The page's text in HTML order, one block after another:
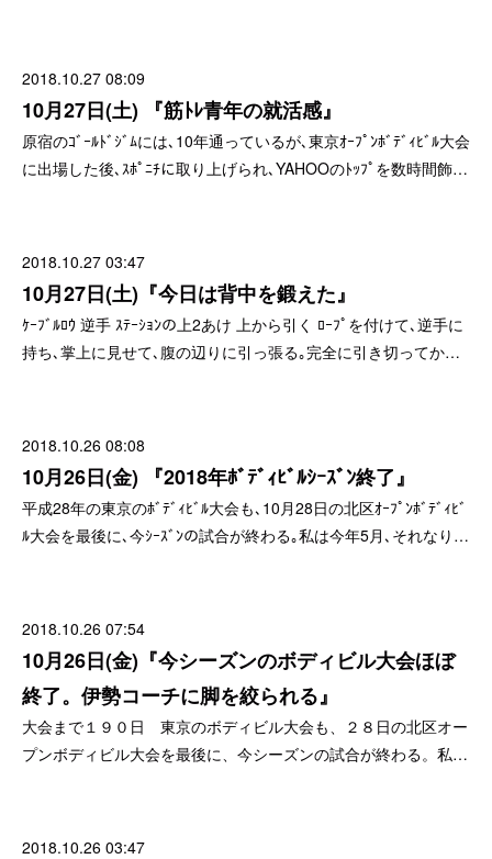
2018.10.27 08:09
10月27日(土) 『筋ﾄﾚ青年の就活感』
原宿のｺﾞｰﾙﾄﾞｼﾞﾑには､10年通っているが､東京ｵｰﾌﾟﾝﾎﾞﾃﾞｨﾋﾞﾙ大会
に出場した後､ｽﾎﾟﾆﾁに取り上げられ､YAHOOのﾄｯﾌﾟを数時間飾…
2018.10.27 03:47
10月27日(土)『今日は背中を鍛えた』
ｹｰﾌﾞﾙﾛｳ 逆手 ｽﾃｰｼｮﾝの上2あけ 上から引く ﾛｰﾌﾟを付けて､逆手に
持ち､掌上に見せて､腹の辺りに引っ張る｡完全に引き切ってか…
2018.10.26 08:08
10月26日(金) 『2018年ﾎﾞﾃﾞｨﾋﾞﾙｼｰｽﾞﾝ終了』
平成28年の東京のﾎﾞﾃﾞｨﾋﾞﾙ大会も､10月28日の北区ｵｰﾌﾟﾝﾎﾞﾃﾞｨﾋﾞ
ﾙ大会を最後に､今ｼｰｽﾞﾝの試合が終わる｡私は今年5月､それなり…
2018.10.26 07:54
10月26日(金)『今シーズンのボディビル大会ほぼ
終了。伊勢コーチに脚を絞られる』
大会まで１９０日 東京のボディビル大会も、２８日の北区オー
プンボディビル大会を最後に、今シーズンの試合が終わる。私…
2018.10.26 03:47